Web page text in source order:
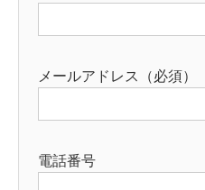
メールアドレス（必須）
電話番号